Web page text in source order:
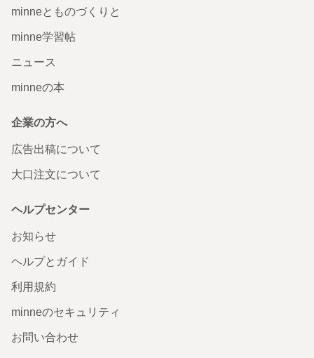
丁寧な梱包&迅速な対応ありがとうございます😊 とても気
mri0769さま、レビューありがとうございます♡ 気に入っていただけたよう
何かございましたらいつでもご連絡くださいませ🪽 今後ともよろしくお願いい
minneとものづくりと
minne学習帖
ニュース
minneの本
企業の方へ
広告出稿について
大口注文について
ヘルプセンター
お知らせ
ヘルプとガイド
利用規約
minneのセキュリティ
お問い合わせ